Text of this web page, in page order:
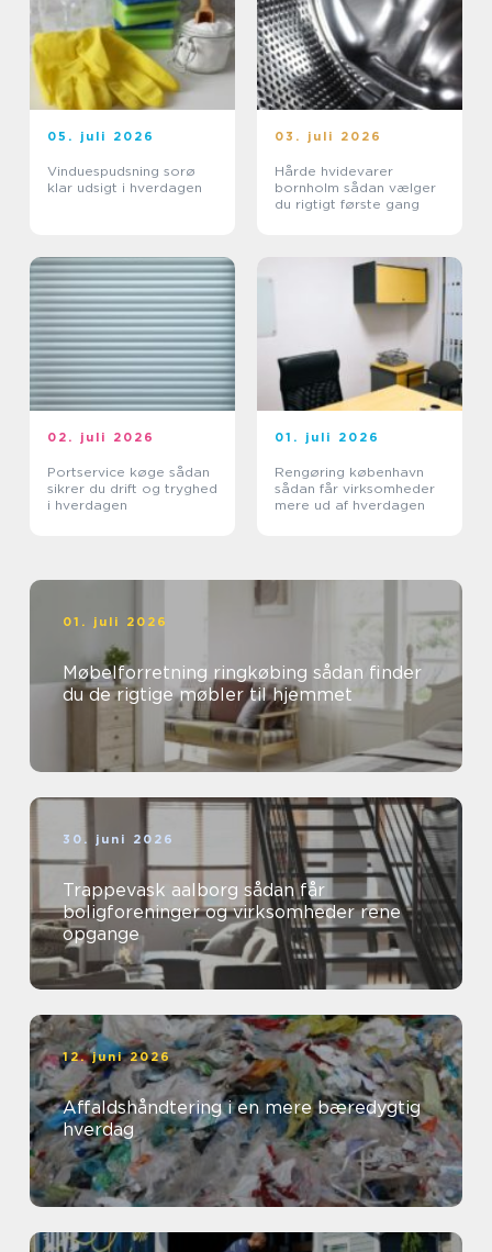
05. juli 2026
Vinduespudsning sorø
klar udsigt i hverdagen
03. juli 2026
Hårde hvidevarer
bornholm sådan vælger
du rigtigt første gang
02. juli 2026
Portservice køge sådan
sikrer du drift og tryghed
i hverdagen
01. juli 2026
Rengøring københavn
sådan får virksomheder
mere ud af hverdagen
01. juli 2026
Møbelforretning ringkøbing sådan finder
du de rigtige møbler til hjemmet
30. juni 2026
Trappevask aalborg sådan får
boligforeninger og virksomheder rene
opgange
12. juni 2026
Affaldshåndtering i en mere bæredygtig
hverdag